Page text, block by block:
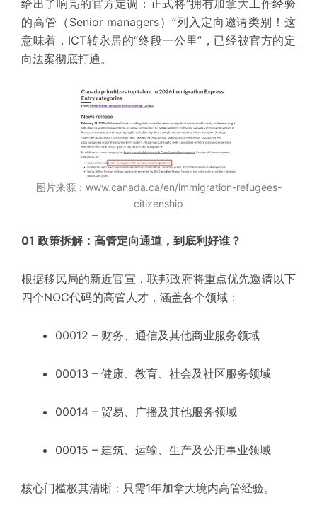
给出了响亮的官方定调： 正式将“拥有加拿大工作经验
的高管（Senior managers）”列入 定向邀请类别 ！这
意味着，ICT转永居的“终段一公里”，已经被官方的定
向法案彻底打通。
图片来源：www.canada.ca/en/immigration-refugees-
citizenship
01 政策拆解：高管定向通道，到底利好谁？
根据移民局的新近官宣，联邦政府将重点优先邀请以下
四个NOC代码的高管人才，涵盖各个领域：
00012 – 财务、通信及其他商业服务领域
00013 – 健康、教育、社会及社区服务领域
00014 – 贸易、广播及其他服务领域
00015 – 建筑、运输、生产及公用事业领域
核心门槛极其清晰：只需1年加拿大境内高管经验。